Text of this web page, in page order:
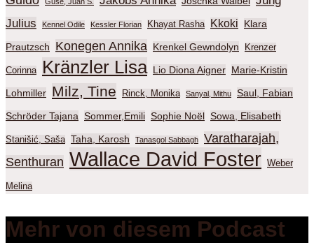
Julius
Kennel Odile Kessler Florian Khayat Rasha Kkoki Klara
Prautzsch Konegen Annika Krenkel Gewndolyn Krenzer
Corinna Kränzler Lisa Lio Diona Aigner Marie-Kristin
Lohmiller Milz, Tine Rinck, Monika Sanyal, Mithu Saul, Fabian
Schröder Tajana Sommer,Emili Sophie Noël Sowa, Elisabeth
Stanišić, Saša Taha, Karosh Tanasgol Sabbagh
Varatharajah,
Senthuran Wallace David Foster Weber
Melina
Mehr von diesem Podcast